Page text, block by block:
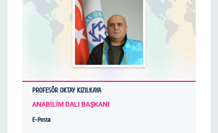
PROFESÖR OKTAY KIZILKAYA
ANABİLİM DALI BAŞKANI
E-Posta